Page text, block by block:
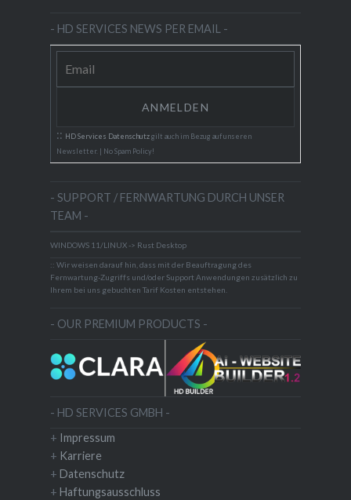
- HD SERVICES NEWS PER EMAIL -
:: HD Services Datenschutzgilt auch im Bezug auf unseren
Newsletter. | No Spam Policy!
- SUPPORT / FERNWARTUNG DURCH UNSER
TEAM -
WINDOWS 11/LINUX -> Rust Desktop
:: Wir weisen darauf hin, dass mit der Beauftragung des
Fernwartung-Zugriffs und/oder Support Anwendungen zusätzlich zu
Ihrem bei uns gebuchten Tarif Kosten entstehen.
- OUR PREMIUM PRODUCTS -
- HD SERVICES GMBH -
+ Impressum
+ Karriere
+ Datenschutz
+ Haftungsausschluss